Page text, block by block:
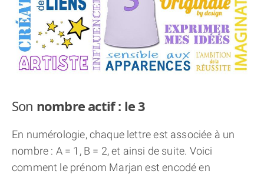
Son nombre actif : le 3
En numérologie, chaque lettre est associée à un
nombre : A = 1, B = 2, et ainsi de suite. Voici
comment le prénom Marjan est encodé en
EXPLORER LA NUMÉROLOGIE
70.000 PRÉNOMS